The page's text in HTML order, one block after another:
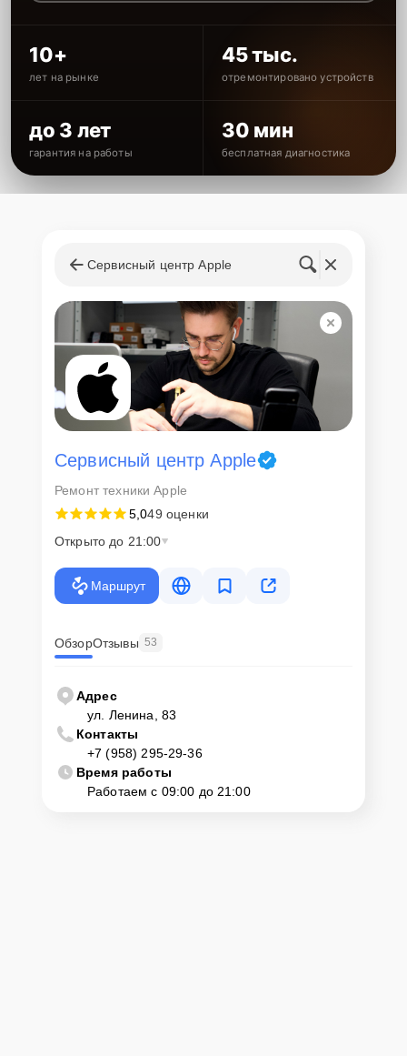
10+
лет на рынке
45 тыс.
отремонтировано устройств
до 3 лет
гарантия на работы
30 мин
бесплатная диагностика
Сервисный центр Apple
Сервисный центр Apple
Ремонт техники Apple
5,049 оценки
Открыто до 21:00
Маршрут
ОбзорОтзывы 53
Адрес
ул. Ленина, 83
Контакты
+7 (958) 295-29-36
Время работы
Работаем с 09:00 до 21:00